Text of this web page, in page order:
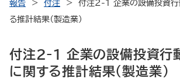
報告
付注
付注2-1 企業の設備投資行
る推計結果（製造業）
付注2-1 企業の設備投資行
に関する推計結果（製造業）